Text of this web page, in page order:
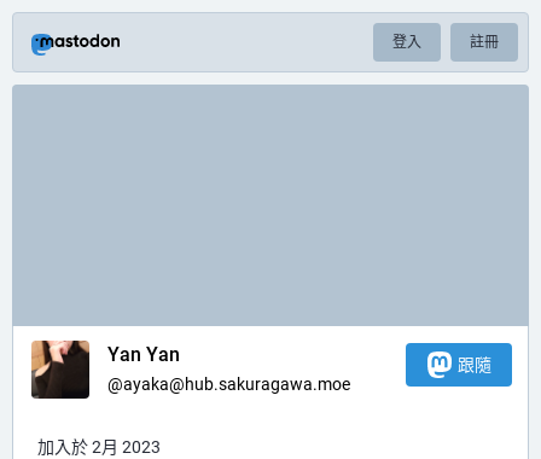
登入 註冊
Yan Yan
@ayaka@hub.sakuragawa.moe
跟隨
加入於 2月 2023